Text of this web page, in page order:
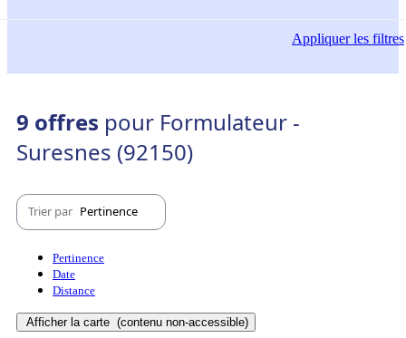
Appliquerles filtres
9 offres pour Formulateur -
Suresnes (92150)
Trier par Pertinence
Pertinence
Date
Distance
Afficher la carte (contenu non-accessible)